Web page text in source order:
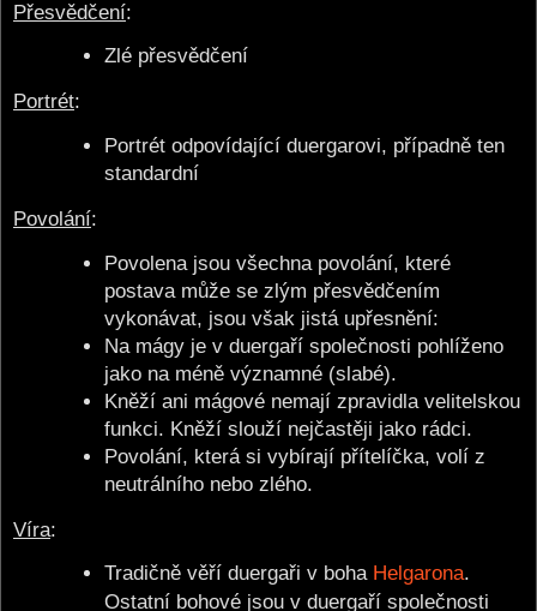
Přesvědčení:
Zlé přesvědčení
Portrét:
Portrét odpovídající duergarovi, případně ten
standardní
Povolání:
Povolena jsou všechna povolání, které
postava může se zlým přesvědčením
vykonávat, jsou však jistá upřesnění:
Na mágy je v duergaří společnosti pohlíženo
jako na méně významné (slabé).
Kněží ani mágové nemají zpravidla velitelskou
funkci. Kněží slouží nejčastěji jako rádci.
Povolání, která si vybírají přítelíčka, volí z
neutrálního nebo zlého.
Víra:
Tradičně věří duergaři v boha Helgarona.
Ostatní bohové jsou v duergaří společnosti